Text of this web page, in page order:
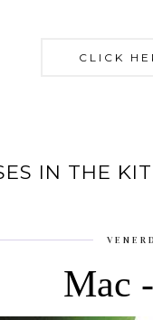
CLICK
IN THE
Mac